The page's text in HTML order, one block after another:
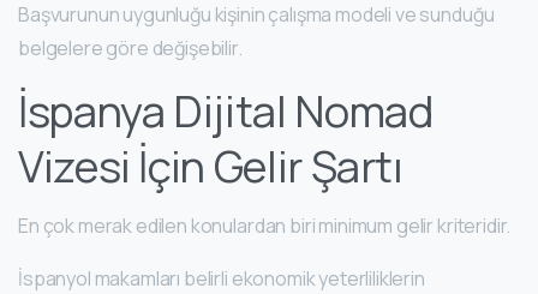
Başvurunun uygunluğu kişinin çalışma modeli ve sunduğu
belgelere göre değişebilir.
İspanya Dijital Nomad
Vizesi İçin Gelir Şartı
En çok merak edilen konulardan biri minimum gelir kriteridir.
İspanyol makamları belirli ekonomik yeterliliklerin